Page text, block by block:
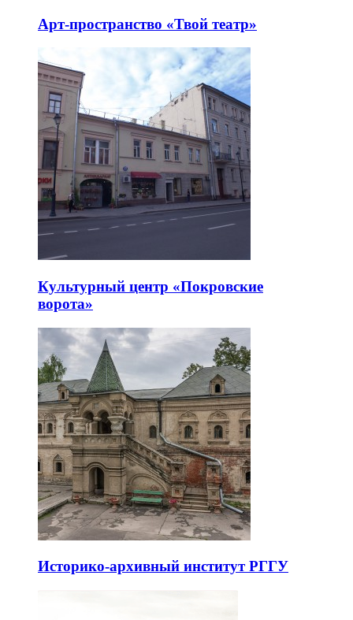
Арт-пространство «Твой театр»
Культурный центр «Покровские
ворота»
Историко-архивный институт РГГУ